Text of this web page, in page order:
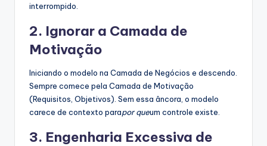
interrompido.
2. Ignorar a Camada de
Motivação
Iniciando o modelo na Camada de Negócios e descendo.
Sempre comece pela Camada de Motivação
(Requisitos, Objetivos). Sem essa âncora, o modelo
carece de contexto parapor queum controle existe.
3. Engenharia Excessiva de